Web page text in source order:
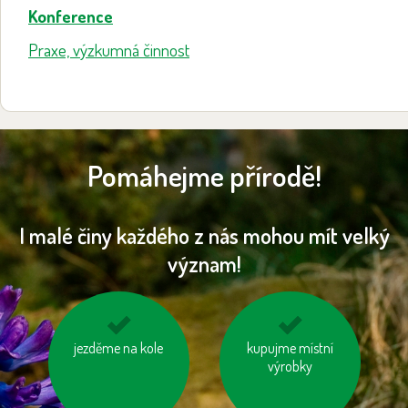
Konference
Praxe, výzkumná činnost
Pomáhejme přírodě!
I malé činy každého z nás mohou mít velký
význam!
jezděme na kole
vypínejme el.
kupujme místní
výrobky
kupujte zboží
vyrobené trvale